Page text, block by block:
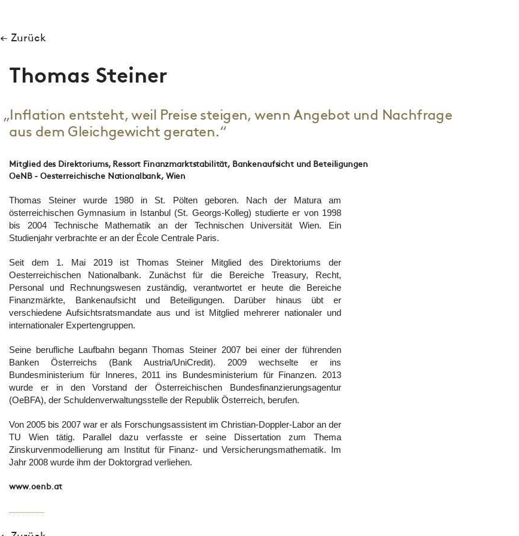
← Zurück
Thomas Steiner
„Inflation entsteht, weil Preise steigen, wenn Angebot und Nachfrage
aus dem Gleichgewicht geraten.“
Mitglied des Direktoriums, Ressort Finanzmarktstabilität, Bankenaufsicht und Beteiligungen
OeNB - Oesterreichische Nationalbank, Wien
Thomas Steiner wurde 1980 in St. Pölten geboren. Nach der Matura am
österreichischen Gymnasium in Istanbul (St. Georgs-Kolleg) studierte er von 1998
bis 2004 Technische Mathematik an der Technischen Universität Wien. Ein
Studienjahr verbrachte er an der École Centrale Paris.
Seit dem 1. Mai 2019 ist Thomas Steiner Mitglied des Direktoriums der
Oesterreichischen Nationalbank. Zunächst für die Bereiche Treasury, Recht,
Personal und Rechnungswesen zuständig, verantwortet er heute die Bereiche
Finanzmärkte, Bankenaufsicht und Beteiligungen. Darüber hinaus übt er
verschiedene Aufsichtsratsmandate aus und ist Mitglied mehrerer nationaler und
internationaler Expertengruppen.
Seine berufliche Laufbahn begann Thomas Steiner 2007 bei einer der führenden
Banken Österreichs (Bank Austria/UniCredit). 2009 wechselte er ins
Bundesministerium für Inneres, 2011 ins Bundesministerium für Finanzen. 2013
wurde er in den Vorstand der Österreichischen Bundesfinanzierungsagentur
(OeBFA), der Schuldenverwaltungsstelle der Republik Österreich, berufen.
Von 2005 bis 2007 war er als Forschungsassistent im Christian-Doppler-Labor an der
TU Wien tätig. Parallel dazu verfasste er seine Dissertation zum Thema
Zinskurvenmodellierung am Institut für Finanz- und Versicherungsmathematik. Im
Jahr 2008 wurde ihm der Doktorgrad verliehen.
www.oenb.at